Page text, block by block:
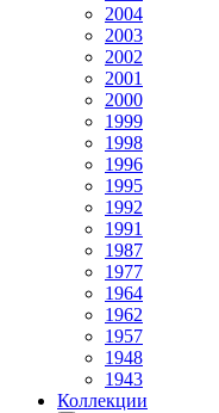
2004
2003
2002
2001
2000
1999
1998
1996
1995
1992
1991
1987
1977
1964
1962
1957
1948
1943
Коллекции